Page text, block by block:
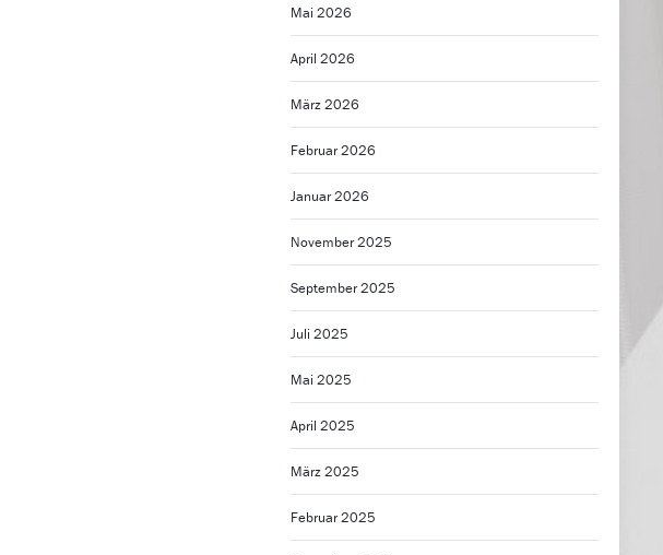
Mai 2026
April 2026
März 2026
Februar 2026
Januar 2026
November 2025
September 2025
Juli 2025
Mai 2025
April 2025
März 2025
Februar 2025